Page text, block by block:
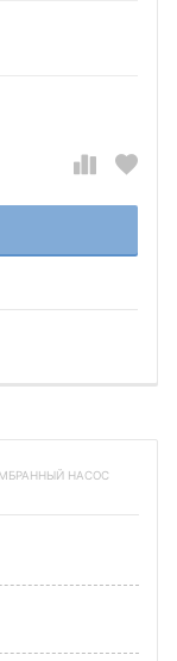
НАСОС